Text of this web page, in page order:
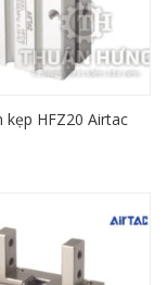
kẹp HFZ20 Airtac